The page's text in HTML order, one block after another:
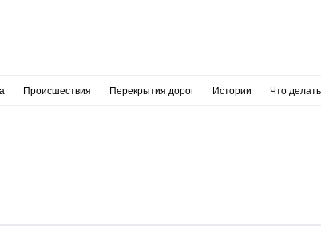
Происшествия Перекрытия дорог Истории Что делать